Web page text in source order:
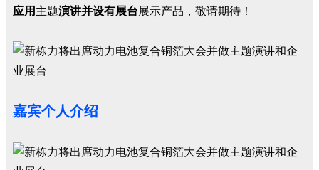
应用 主题演讲并设有展台展示产品，敬请期待！
嘉宾个人介绍